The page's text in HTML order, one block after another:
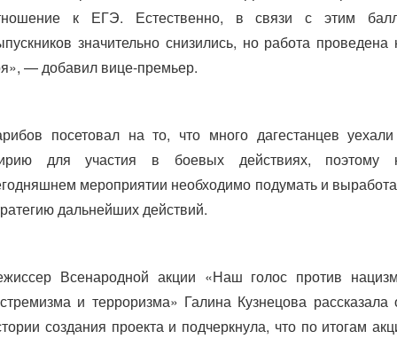
к ЕГЭ. Естественно, в связи с этим
значительно снизились, но работа проведена
— добавил вице-премьер.
посетовал на то, что много дагестанцев
для участия в боевых действиях, поэтому
мероприятии необходимо подумать и
дальнейших действий.
Всенародной акции «Наш голос против
и терроризма» Галина Кузнецова рассказала
создания проекта и подчеркнула, что по итогам